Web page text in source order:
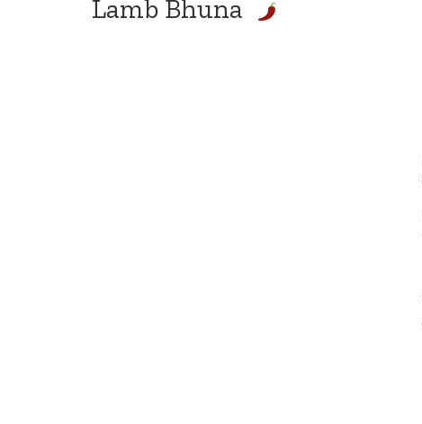
Lamb Bhuna